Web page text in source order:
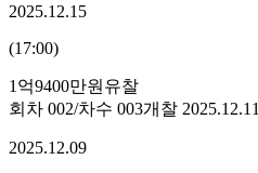
2025.12.15
(17:00)
1억9400만원 유찰
회차 002/차수 003개찰 2025.12.11
2025.12.09